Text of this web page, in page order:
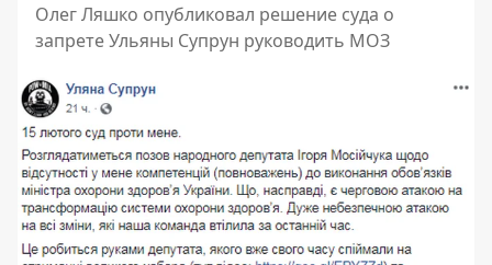
Олег Ляшко опубликовал решение суда о
запрете Ульяны Супрун руководить МОЗ